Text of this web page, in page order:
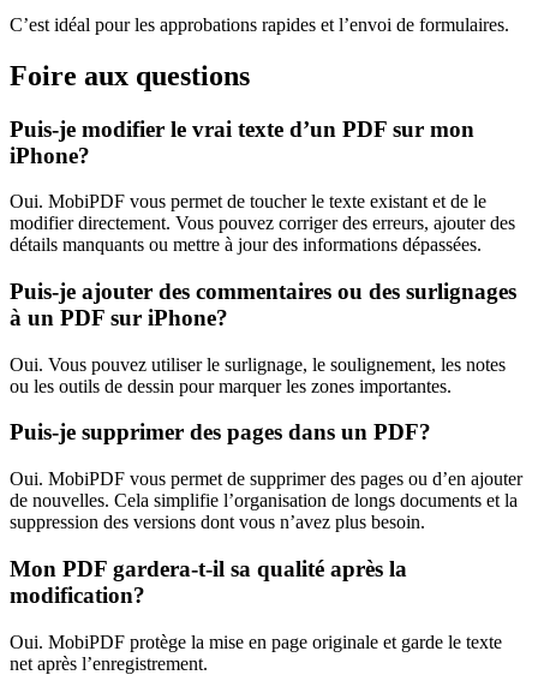
C’est idéal pour les approbations rapides et l’envoi de formulaires.
Foire aux questions
Puis-je modifier le vrai texte d’un PDF sur mon
iPhone?
Oui. MobiPDF vous permet de toucher le texte existant et de le
modifier directement. Vous pouvez corriger des erreurs, ajouter des
détails manquants ou mettre à jour des informations dépassées.
Puis-je ajouter des commentaires ou des surlignages
à un PDF sur iPhone?
Oui. Vous pouvez utiliser le surlignage, le soulignement, les notes
ou les outils de dessin pour marquer les zones importantes.
Puis-je supprimer des pages dans un PDF?
Oui. MobiPDF vous permet de supprimer des pages ou d’en ajouter
de nouvelles. Cela simplifie l’organisation de longs documents et la
suppression des versions dont vous n’avez plus besoin.
Mon PDF gardera-t-il sa qualité après la
modification?
Oui. MobiPDF protège la mise en page originale et garde le texte
net après l’enregistrement.